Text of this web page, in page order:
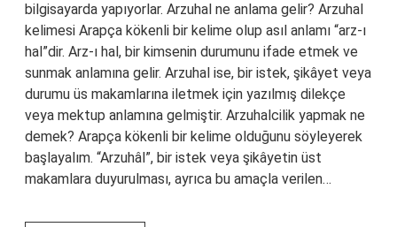
bilgisayarda yapıyorlar. Arzuhal ne anlama gelir? Arzuhal
kelimesi Arapça kökenli bir kelime olup asıl anlamı “arz-ı
hal”dir. Arz-ı hal, bir kimsenin durumunu ifade etmek ve
sunmak anlamına gelir. Arzuhal ise, bir istek, şikâyet veya
durumu üs makamlarına iletmek için yazılmış dilekçe
veya mektup anlamına gelmiştir. Arzuhalcilik yapmak ne
demek? Arapça kökenli bir kelime olduğunu söyleyerek
başlayalım. “Arzuhâl”, bir istek veya şikâyetin üst
makamlara duyurulması, ayrıca bu amaçla verilen…